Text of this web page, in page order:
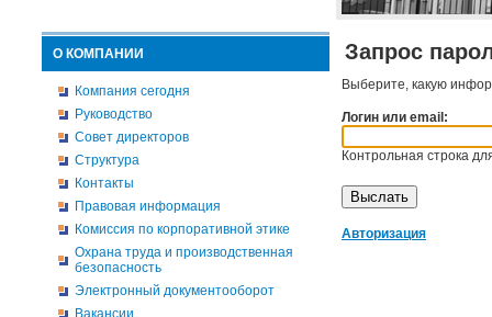
О КОМПАНИИ
Компания сегодня
Руководство
Совет директоров
Структура
Контакты
Правовая информация
Комиссия по корпоративной этике
Охрана труда и производственная
безопасность
Электронный документооборот
Вакансии
Запрос
Выберите, какую
Логин или email:
Контрольная строка
Авторизация